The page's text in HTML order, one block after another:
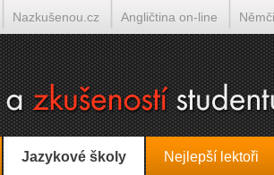
Jazykové školy Nejlepší lektoři
Nazkušenou.cz Angličtina on-line